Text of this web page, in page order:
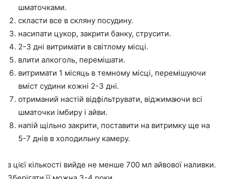
шматочками.
скласти все в скляну посудину.
насипати цукор, закрити банку, струсити.
2-3 дні витримати в світлому місці.
влити алкоголь, перемішати.
витримати 1 місяць в темному місці, перемішуючи
вміст судини кожні 2-3 дні.
отриманий настій відфільтрувати, віджимаючи всі
шматочки імбиру і айви.
напій щільно закрити, поставити на витримку ще на
5-7 днів в холодильну камеру.
з цієї кількості вийде не менше 700 мл айвової наливки.